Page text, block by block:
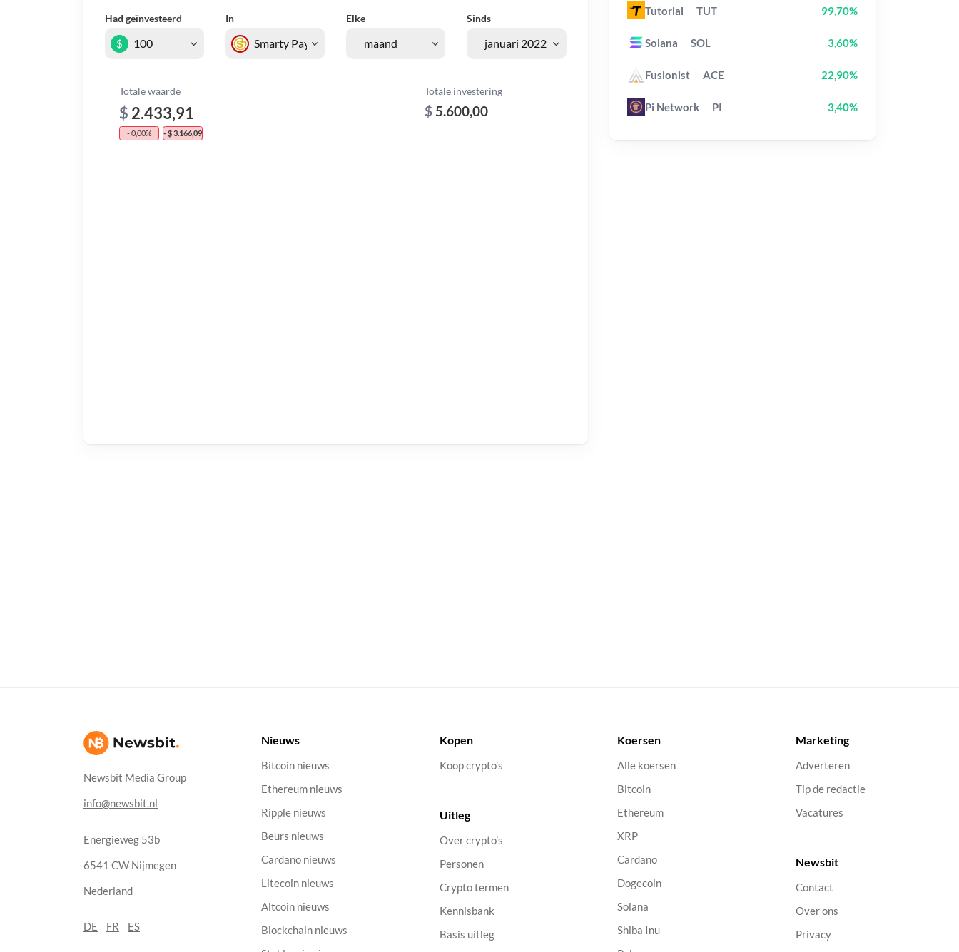
Had geïnvesteerd In Elke Sinds
$
Totale waarde
$ 2.433,91
- 0,00% - $ 3.166,09
Totale investering
$ 5.600,00
Tutorial TUT 99,70%
Solana SOL 3,60%
Fusionist ACE 22,90%
Pi Network PI 3,40%
Newsbit Media Group
info@newsbit.nl
Energieweg 53b
6541 CW Nijmegen
Nederland
DE FR ES
Nieuws
Bitcoin nieuws
Ethereum nieuws
Ripple nieuws
Beurs nieuws
Cardano nieuws
Litecoin nieuws
Altcoin nieuws
Blockchain nieuws
Kopen
Koop crypto’s
Uitleg
Over crypto’s
Personen
Crypto termen
Kennisbank
Basis uitleg
Koersen
Alle koersen
Bitcoin
Ethereum
XRP
Cardano
Dogecoin
Solana
Shiba Inu
Marketing
Adverteren
Tip de redactie
Vacatures
Newsbit
Contact
Over ons
Privacy